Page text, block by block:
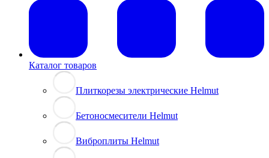
Каталог товаров
Плиткорезы электрические Helmut
Бетоносмесители Helmut
Виброплиты Helmut